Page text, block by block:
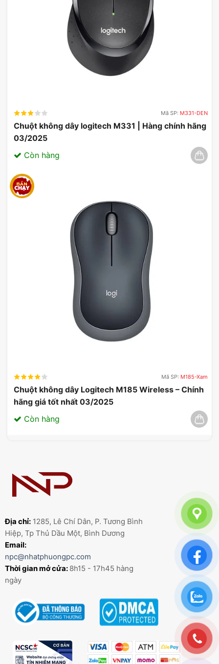
Mã SP: M331-DEN
Chuột không dây logitech M331 | Hàng chính hãng
03/2025
Còn hàng
Mã SP: M185-Xam
Chuột không dây Logitech M185 Wireless – Chính
hãng giá tốt nhất 03/2025
Còn hàng
Địa chỉ: 1285, Lê Chí Dân, P. Tương Bình
Hiệp, Tp Thủ Dầu Một, Bình Dương
Email:
npc@nhatphuongpc.com
Thời gian mở cửa: 8h15 - 17h45 hàng
ngày